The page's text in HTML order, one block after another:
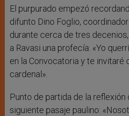
El purpurado empezó
difunto Dino Foglio,
durante cerca de tres
a Ravasi una profecía: «Yo
en la Convocatoria y te invitaré
cardenal».
Punto de partida de la reflexión
siguiente pasaje paulino: